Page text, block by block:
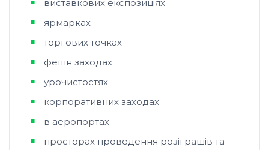
виставкових експозиціях
ярмарках
торгових точках
фешн заходах
урочистостях
корпоративних заходах
в аеропортах
просторах проведення розіграшів та